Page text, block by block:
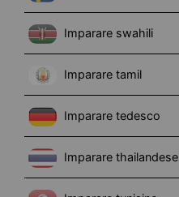
Imparare swahili
Imparare tamil
Imparare tedesco
Imparare thailandese